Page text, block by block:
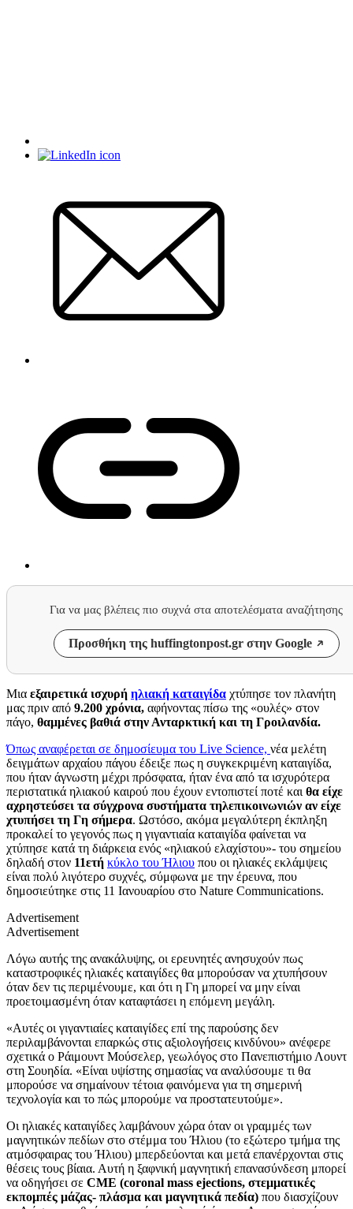
Για να μας βλέπεις πιο συχνά στα αποτελέσματα αναζήτησης
Προσθήκη της huffingtonpost.gr στην Google
Μια εξαιρετικά ισχυρή ηλιακή καταιγίδα χτύπησε τον πλανήτη
μας πριν από 9.200 χρόνια, αφήνοντας πίσω της «ουλές» στον
πάγο, θαμμένες βαθιά στην Ανταρκτική και τη Γροιλανδία.
Όπως αναφέρεται σε δημοσίευμα του Live Science, νέα μελέτη
δειγμάτων αρχαίου πάγου έδειξε πως η συγκεκριμένη καταιγίδα,
που ήταν άγνωστη μέχρι πρόσφατα, ήταν ένα από τα ισχυρότερα
περιστατικά ηλιακού καιρού που έχουν εντοπιστεί ποτέ και θα είχε
αχρηστεύσει τα σύγχρονα συστήματα τηλεπικοινωνιών αν είχε
χτυπήσει τη Γη σήμερα. Ωστόσο, ακόμα μεγαλύτερη έκπληξη
προκαλεί το γεγονός πως η γιγαντιαία καταιγίδα φαίνεται να
χτύπησε κατά τη διάρκεια ενός «ηλιακού ελαχίστου»- του σημείου
δηλαδή στον 11ετή κύκλο του Ήλιου που οι ηλιακές εκλάμψεις
είναι πολύ λιγότερο συχνές, σύμφωνα με την έρευνα, που
δημοσιεύτηκε στις 11 Ιανουαρίου στο Nature Communications.
Advertisement
Advertisement
Λόγω αυτής της ανακάλυψης, οι ερευνητές ανησυχούν πως
καταστροφικές ηλιακές καταιγίδες θα μπορούσαν να χτυπήσουν
όταν δεν τις περιμένουμε, και ότι η Γη μπορεί να μην είναι
προετοιμασμένη όταν καταφτάσει η επόμενη μεγάλη.
«Αυτές οι γιγαντιαίες καταιγίδες επί της παρούσης δεν
περιλαμβάνονται επαρκώς στις αξιολογήσεις κινδύνου» ανέφερε
σχετικά ο Ράιμουντ Μούσελερ, γεωλόγος στο Πανεπιστήμιο Λουντ
στη Σουηδία. «Είναι υψίστης σημασίας να αναλύσουμε τι θα
μπορούσε να σημαίνουν τέτοια φαινόμενα για τη σημερινή
τεχνολογία και το πώς μπορούμε να προστατευτούμε».
Οι ηλιακές καταιγίδες λαμβάνουν χώρα όταν οι γραμμές των
μαγνητικών πεδίων στο στέμμα του Ήλιου (το εξώτερο τμήμα της
ατμόσφαιρας του Ήλιου) μπερδεύονται και μετά επανέρχονται στις
θέσεις τους βίαια. Αυτή η ξαφνική μαγνητική επανασύνδεση μπορεί
να οδηγήσει σε CME (coronal mass ejections, στεμματικές
εκπομπές μάζας- πλάσμα και μαγνητικά πεδία) που διασχίζουν